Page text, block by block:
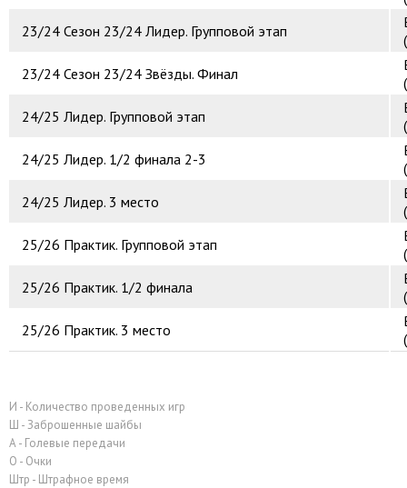
23/24 Сезон 23/24 Лидер. Групповой этап
23/24 Сезон 23/24 Звёзды. Финал
24/25 Лидер. Групповой этап
24/25 Лидер. 1/2 финала 2-3
24/25 Лидер. 3 место
25/26 Практик. Групповой этап
25/26 Практик. 1/2 финала
25/26 Практик. 3 место
И - Количество проведенных игр
Ш - Заброшенные шайбы
А - Голевые передачи
О - Очки
Штр - Штрафное время